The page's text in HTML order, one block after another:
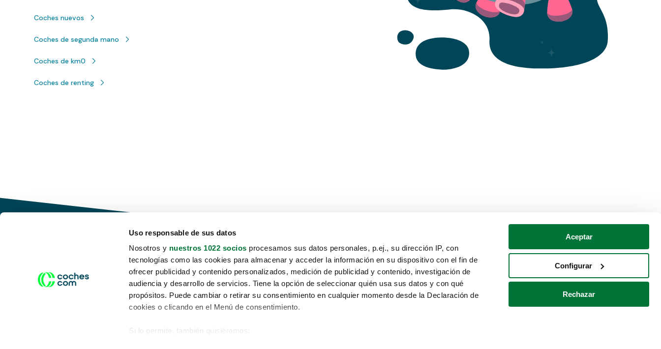
Uso responsable de sus datos
Nosotros y nuestros 1022 socios procesamos sus datos personales, p.ej., su dirección IP, con
tecnologías como las cookies para almacenar y acceder la información en su dispositivo con el fin de
ofrecer publicidad y contenido personalizados, medición de publicidad y contenido, investigación de
audiencia y desarrollo de servicios. Tiene la opción de seleccionar quién usa sus datos y con qué
propósitos. Puede cambiar o retirar su consentimiento en cualquier momento desde la Declaración de
cookies o clicando en el Menú de consentimiento.
Si lo permite, también quisiéramos:
Aceptar
Configurar
Rechazar
Coches nuevos
Coches de segunda mano
Coches de km0
Coches de renting
Conduce tu futuro,
desata tu movilidad